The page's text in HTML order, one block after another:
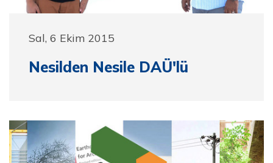
Sal, 6 Ekim 2015
Nesilden Nesile DAÜ'lü